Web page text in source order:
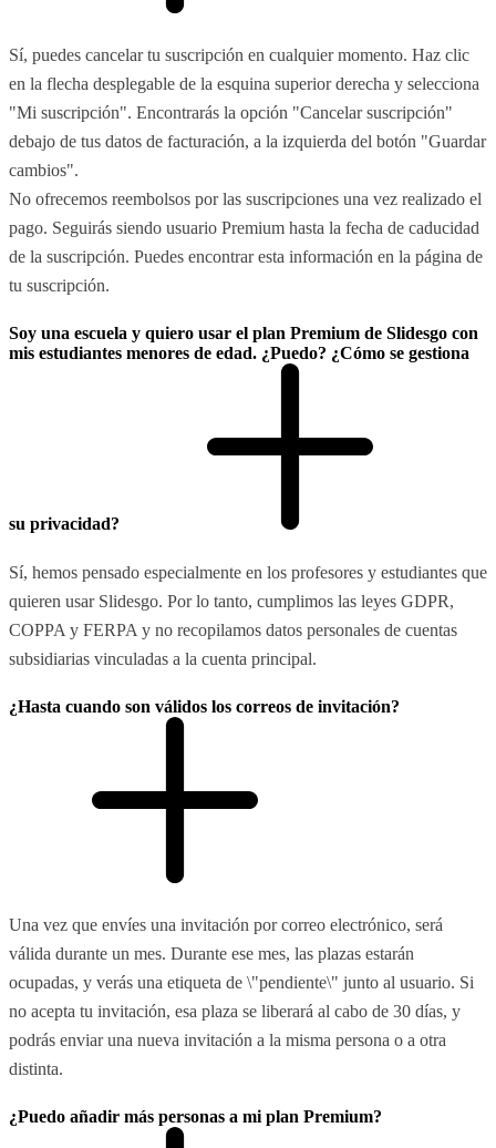
Sí, puedes cancelar tu suscripción en cualquier momento. Haz clic
en la flecha desplegable de la esquina superior derecha y selecciona
"Mi suscripción". Encontrarás la opción "Cancelar suscripción"
debajo de tus datos de facturación, a la izquierda del botón "Guardar
cambios".
No ofrecemos reembolsos por las suscripciones una vez realizado el
pago. Seguirás siendo usuario Premium hasta la fecha de caducidad
de la suscripción. Puedes encontrar esta información en la página de
tu suscripción.
Soy una escuela y quiero usar el plan Premium de Slidesgo con
mis estudiantes menores de edad. ¿Puedo? ¿Cómo se gestiona
su privacidad?
Sí, hemos pensado especialmente en los profesores y estudiantes que
quieren usar Slidesgo. Por lo tanto, cumplimos las leyes GDPR,
COPPA y FERPA y no recopilamos datos personales de cuentas
subsidiarias vinculadas a la cuenta principal.
¿Hasta cuando son válidos los correos de invitación?
Una vez que envíes una invitación por correo electrónico, será
válida durante un mes. Durante ese mes, las plazas estarán
ocupadas, y verás una etiqueta de \"pendiente\" junto al usuario. Si
no acepta tu invitación, esa plaza se liberará al cabo de 30 días, y
podrás enviar una nueva invitación a la misma persona o a otra
distinta.
¿Puedo añadir más personas a mi plan Premium?